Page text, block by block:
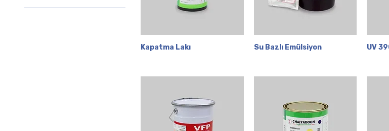
Hızlı Bakış
Kapatma Lakı Hızlı Bakış
Su Bazlı Emülsiyon UV